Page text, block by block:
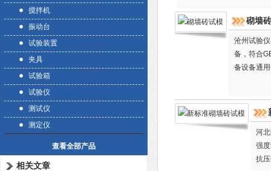
搅拌机
振动台
试验装置
夹具
试验箱
试验仪
测试仪
测定仪
查看全部产品
相关文章
砌墙
沧州试验
备，符合
备设备通
河
强
抗